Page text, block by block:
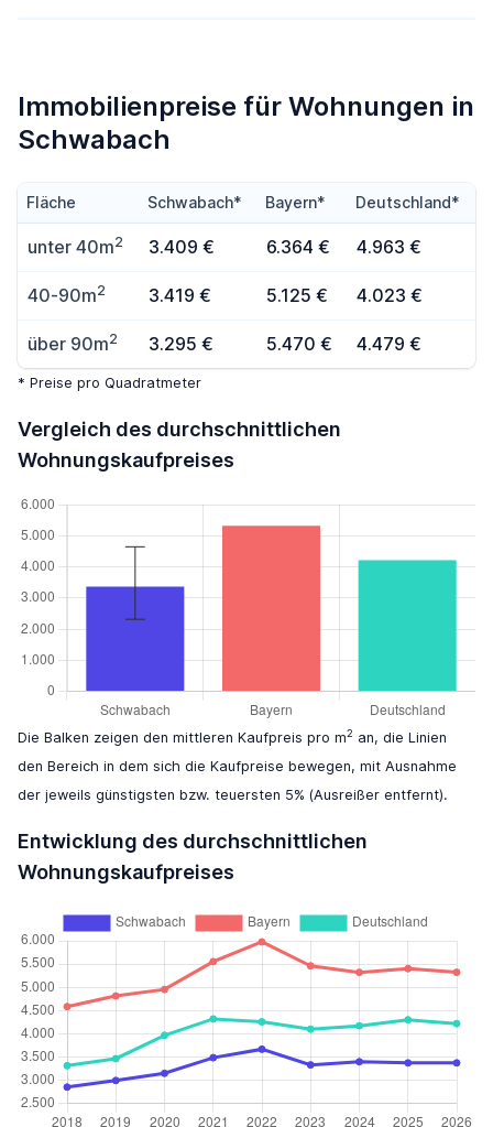
Immobilienpreise für Wohnungen in
Schwabach
Fläche Schwabach* Bayern* Deutschland*
unter 40m2 3.409 € 6.364 € 4.963 €
40-90m2 3.419 € 5.125 € 4.023 €
über 90m2 3.295 € 5.470 € 4.479 €
* Preise pro Quadratmeter
Vergleich des durchschnittlichen
Wohnungskaufpreises
Die Balken zeigen den mittleren Kaufpreis pro m2 an, die Linien
den Bereich in dem sich die Kaufpreise bewegen, mit Ausnahme
der jeweils günstigsten bzw. teuersten 5% (Ausreißer entfernt).
Entwicklung des durchschnittlichen
Wohnungskaufpreises